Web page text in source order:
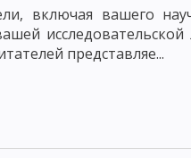
включая вашего
представляе...